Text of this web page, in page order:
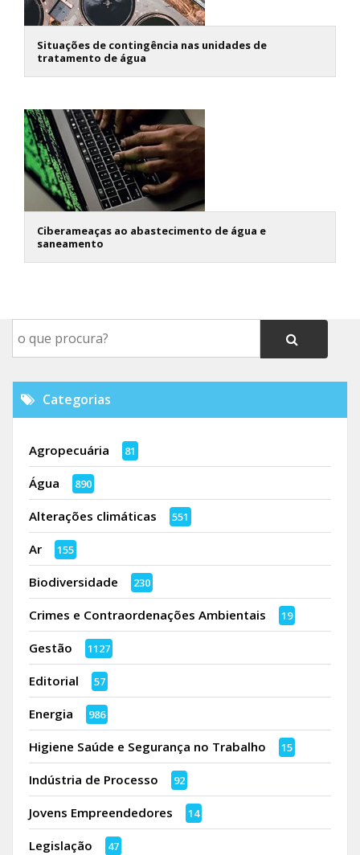
Situações de contingência nas unidades de
tratamento de água
Ciberameaças ao abastecimento de água e
saneamento
Categorias
Agropecuária 81
Água 890
Alterações climáticas 551
Ar 155
Biodiversidade 230
Crimes e Contraordenações Ambientais 19
Gestão 1127
Editorial 57
Energia 986
Higiene Saúde e Segurança no Trabalho 15
Indústria de Processo 92
Jovens Empreendedores 14
Legislação 47